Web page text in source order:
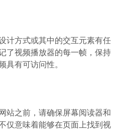
方式或其中的交互元素有任
了视频播放器的每一帧，保持
具有可访问性。
之前，请确保屏幕阅读器和
仅意味着能够在页面上找到视